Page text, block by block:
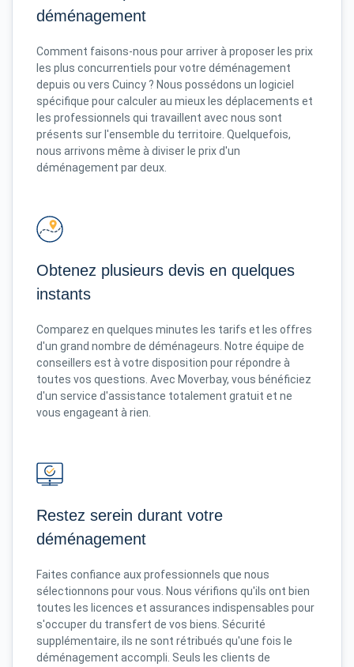
déménagement
Comment faisons-nous pour arriver à proposer les prix
les plus concurrentiels pour votre déménagement
depuis ou vers Cuincy ? Nous possédons un logiciel
spécifique pour calculer au mieux les déplacements et
les professionnels qui travaillent avec nous sont
présents sur l'ensemble du territoire. Quelquefois,
nous arrivons même à diviser le prix d'un
déménagement par deux.
Obtenez plusieurs devis en quelques
instants
Comparez en quelques minutes les tarifs et les offres
d'un grand nombre de déménageurs. Notre équipe de
conseillers est à votre disposition pour répondre à
toutes vos questions. Avec Moverbay, vous bénéficiez
d'un service d'assistance totalement gratuit et ne
vous engageant à rien.
Restez serein durant votre
déménagement
Faites confiance aux professionnels que nous
sélectionnons pour vous. Nous vérifions qu'ils ont bien
toutes les licences et assurances indispensables pour
s'occuper du transfert de vos biens. Sécurité
supplémentaire, ils ne sont rétribués qu'une fois le
déménagement accompli. Seuls les clients de